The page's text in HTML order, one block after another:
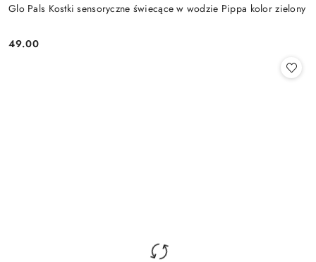
Glo Pals Kostki sensoryczne świecące w wodzie Pippa kolor zielony
Cena:
49.00